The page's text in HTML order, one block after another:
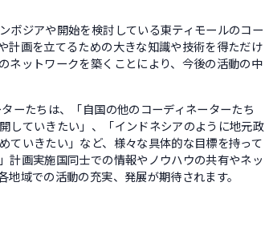
ジアや開始を検討している東ティモールのコー
計画を立てるための大きな知識や技術を得ただけ
ネットワークを築くことにより、今後の活動の中
ーたちは、「自国の他のコーディネーターたち
していきたい」、「インドネシアのように地元政
ていきたい」など、様々な具体的な目標を持って
計画実施国同士での情報やノウハウの共有やネッ
域での活動の充実、発展が期待されます。